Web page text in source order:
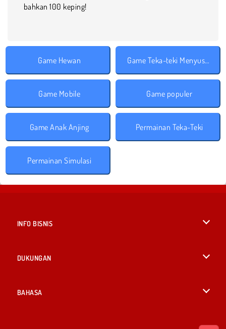
bahkan 100 keping!
Game Hewan Game Teka-teki Menyusun Potongan
Game Mobile Game populer
Game Anak Anjing Permainan Teka-Teki
Permainan Simulasi
INFO BISNIS
DUKUNGAN
BAHASA